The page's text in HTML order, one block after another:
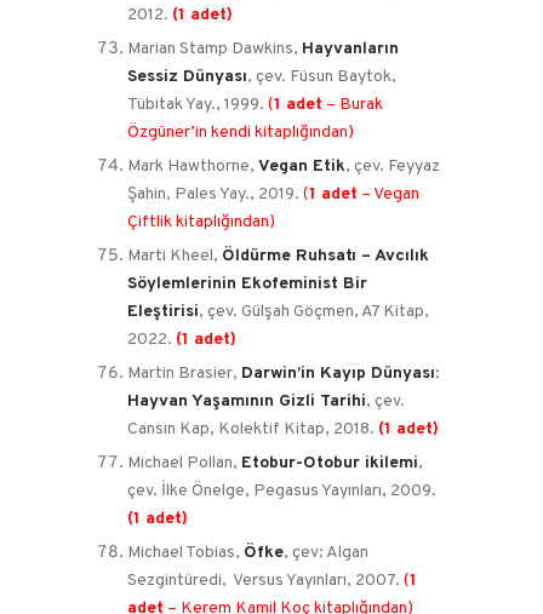
2012. (1 adet)
Marian Stamp Dawkins, Hayvanların
Sessiz Dünyası, çev. Füsun Baytok,
Tübitak Yay., 1999. (1 adet – Burak
Özgüner’in kendi kitaplığından)
Mark Hawthorne, Vegan Etik, çev. Feyyaz
Şahin, Pales Yay., 2019. (1 adet – Vegan
Çiftlik kitaplığından)
Marti Kheel, Öldürme Ruhsatı – Avcılık
Söylemlerinin Ekofeminist Bir
Eleştirisi, çev. Gülşah Göçmen, A7 Kitap,
2022. (1 adet)
Martin Brasier, Darwin’in Kayıp Dünyası:
Hayvan Yaşamının Gizli Tarihi, çev.
Cansın Kap, Kolektif Kitap, 2018. (1 adet)
Michael Pollan, Etobur-Otobur ikilemi,
çev. İlke Önelge, Pegasus Yayınları, 2009.
(1 adet)
Michael Tobias, Öfke, çev: Algan
Sezgintüredi, Versus Yayınları, 2007. (1
adet – Kerem Kamil Koç kitaplığından)